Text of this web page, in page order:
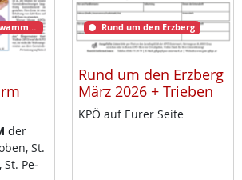
der
St.
St. Pe­
Rund um den Erzberg
Rund um den Erzberg
März 2026 + Trieben
KPÖ auf Eu­rer Sei­te